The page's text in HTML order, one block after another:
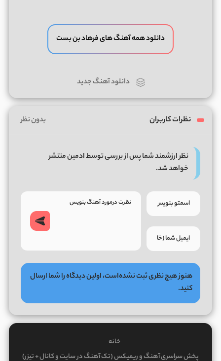
دانلود همه آهنگ های فرهاد بن بست
دانلود آهنگ جدید
نظرات کاربران بدون نظر
نظر ارزشمند شما پس از بررسی توسط ادمین منتشر
خواهد شد.
هنوز هیچ نظری ثبت نشده‌است، اولین دیدگاه را شما ارسال
کنید.
خانه
پخش سراسری آهنگ و ریمیکس (تک آهنگ در سایت و کانال + تیزر)